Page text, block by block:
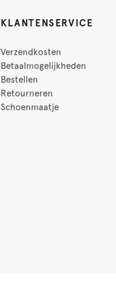
KLANTENSERVICE
Verzendkosten
Betaalmogelijkheden
Bestellen
Retourneren
Schoenmaatje